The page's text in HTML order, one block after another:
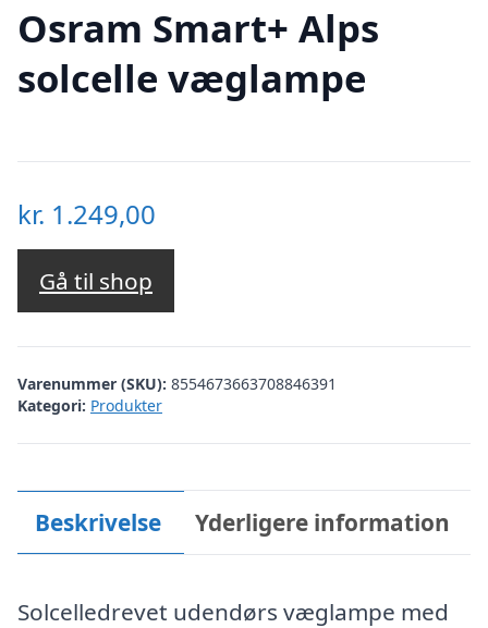
Osram Smart+ Alps
solcelle væglampe
kr. 1.249,00
Gå til shop
Varenummer (SKU): 8554673663708846391
Kategori: Produkter
Beskrivelse Yderligere information
Solcelledrevet udendørs væglampe med